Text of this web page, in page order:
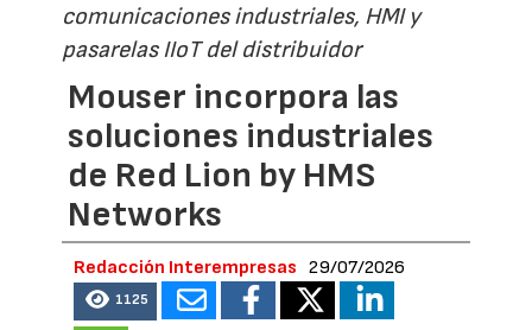
comunicaciones industriales, HMI y
pasarelas IIoT del distribuidor
Mouser incorpora las
soluciones industriales
de Red Lion by HMS
Networks
Redacción Interempresas 29/07/2026
1125